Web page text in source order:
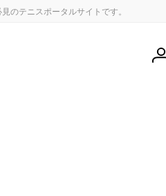
のテニスポータルサイトです。
会